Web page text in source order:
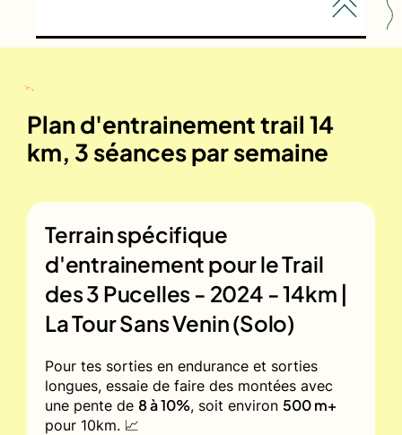
Plan d'entrainement trail 14
km, 3 séances par semaine
Terrain spécifique
d'entrainement pour leTrail
des 3 Pucelles - 2024 - 14km |
La Tour Sans Venin (Solo)
Pour tes sorties en endurance et sorties
longues, essaie de faire des montées avec
une pente de 8 à 10%, soit environ 500 m+
pour 10km. 📈